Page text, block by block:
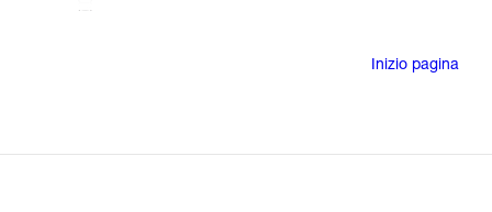
Inizio pagina